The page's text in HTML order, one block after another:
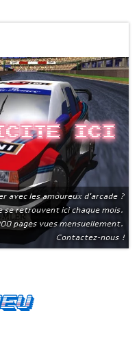
ici
avec les amoureux d'arcade ?
se retrouvent ici chaque mois.
pages vues mensuellement.
Contactez-nous !